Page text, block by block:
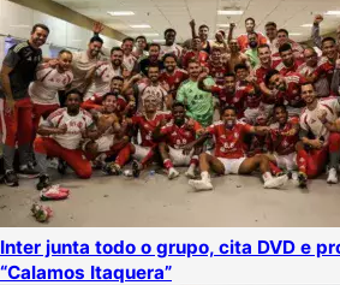
Inter junta todo o grupo, cita DVD e
“Calamos Itaquera”